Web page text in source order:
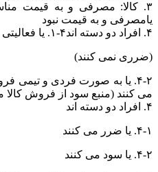
یامصرفی و به قیمت نبود
۴. افراد دو دسته اند۴-۱. یا فعالیتی نمی کنند
(ضرری نمی کنند)
۴-۲. یا به صورت فردی و تیمی
می کنند (منبع سود از فروش کالا
۴. افراد دو دسته اند
۴-۱. یا ضرر می کنند
۴-۲. یا سود می کنند